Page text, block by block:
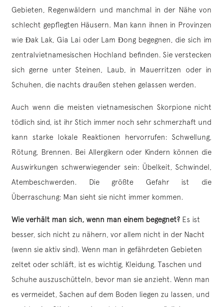
Gebieten, Regenwäldern und manchmal in der Nähe von
schlecht gepflegten Häusern. Man kann ihnen in Provinzen
wie Đak Lak, Gia Lai oder Lam Đong begegnen, die sich im
zentralvietnamesischen Hochland befinden. Sie verstecken
sich gerne unter Steinen, Laub, in Mauerritzen oder in
Schuhen, die nachts draußen stehen gelassen werden.
Auch wenn die meisten vietnamesischen Skorpione nicht
tödlich sind, ist ihr Stich immer noch sehr schmerzhaft und
kann starke lokale Reaktionen hervorrufen: Schwellung,
Rötung, Brennen. Bei Allergikern oder Kindern können die
Auswirkungen schwerwiegender sein: Übelkeit, Schwindel,
Atembeschwerden. Die größte Gefahr ist die
Überraschung: Man sieht sie nicht immer kommen.
Wie verhält man sich, wenn man einem begegnet? Es ist
besser, sich nicht zu nähern, vor allem nicht in der Nacht
(wenn sie aktiv sind). Wenn man in gefährdeten Gebieten
zeltet oder schläft, ist es wichtig, Kleidung, Taschen und
Schuhe auszuschütteln, bevor man sie anzieht. Wenn man
es vermeidet, Sachen auf dem Boden liegen zu lassen, und